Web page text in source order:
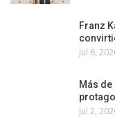
Franz
Jul 6,
Más
Jul 2,